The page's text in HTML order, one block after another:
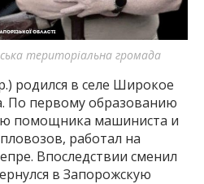
територіальна громада
родился в селе Широкое
По первому образованию
помощника машиниста и
работал на
Впоследствии сменил
в Запорожскую